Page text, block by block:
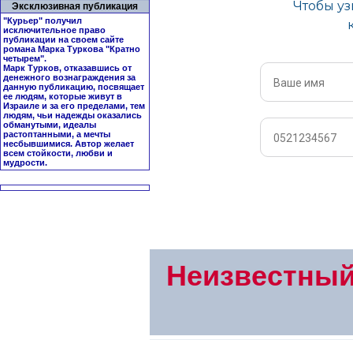
Эксклюзивная публикация
"Курьер" получил
исключительное право
публикации на своем сайте
романа Марка Туркова "Кратно
четырем".
Марк Турков, отказавшись от
денежного вознаграждения за
данную публикацию, посвящает
ее людям, которые живут в
Израиле и за его пределами, тем
людям, чьи надежды оказались
обманутыми, идеалы
растоптанными, а мечты
несбывшимися. Автор желает
всем стойкости, любви и
мудрости.